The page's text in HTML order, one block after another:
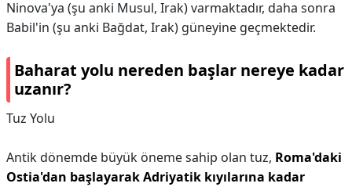
Ninova'ya (şu anki Musul, Irak) varmaktadır, daha sonra
Babil'in (şu anki Bağdat, Irak) güneyine geçmektedir.
Baharat yolu nereden başlar nereye kadar
uzanır?
Tuz Yolu
Antik dönemde büyük öneme sahip olan tuz, Roma'daki
Ostia'dan başlayarak Adriyatik kıyılarına kadar